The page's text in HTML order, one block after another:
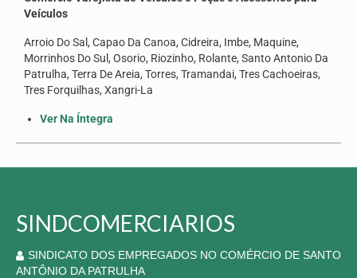
Veículos
Arroio Do Sal, Capao Da Canoa, Cidreira, Imbe, Maquine,
Morrinhos Do Sul, Osorio, Riozinho, Rolante, Santo Antonio Da
Patrulha, Terra De Areia, Torres, Tramandai, Tres Cachoeiras,
Tres Forquilhas, Xangri-La
Ver Na Íntegra
SINDCOMERCIARIOS
SINDICATO DOS EMPREGADOS NO COMÉRCIO DE SANTO
ANTÔNIO DA PATRULHA